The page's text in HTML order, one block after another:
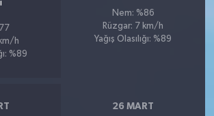
h
%89
Nem: %86
Rüzgar: 7 km/h
Yağış Olasılığı: %89
26 MART